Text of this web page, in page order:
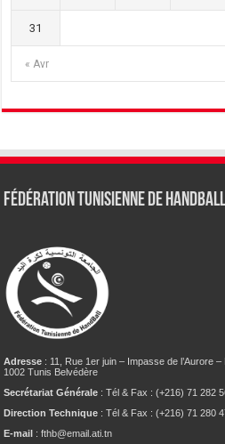
« Avr
31
Fédération tunisienne de
Adresse : 11, Rue 1er juin – Impasse de l’Aurore
1002 Tunis Belvédère
Secrétariat Générale : Tél & Fax : (+216) 71 282
Direction Technique : Tél & Fax : (+216) 71 280
E-mail : fthb@email.ati.tn